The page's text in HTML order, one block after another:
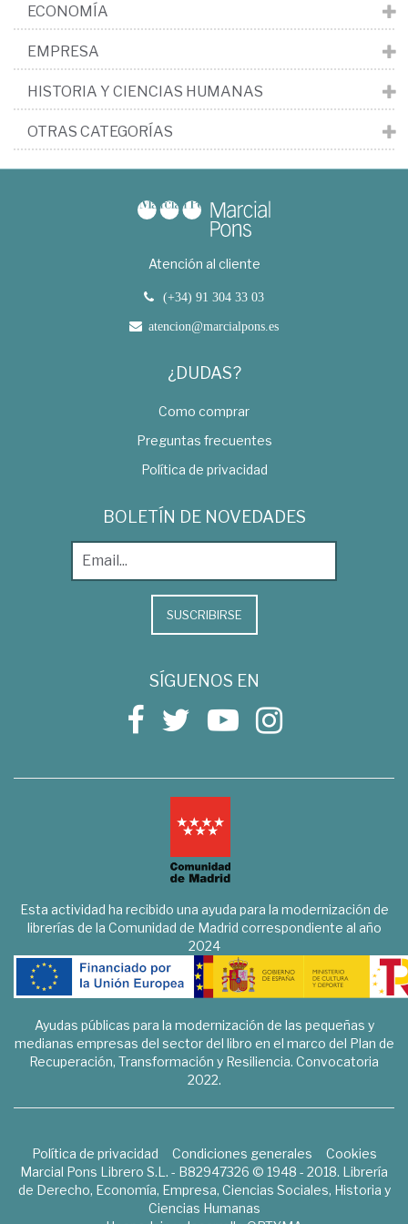
ECONOMÍA
EMPRESA
HISTORIA Y CIENCIAS HUMANAS
OTRAS CATEGORÍAS
Atención al cliente
(+34) 91 304 33 03
atencion@marcialpons.es
¿DUDAS?
Como comprar
Preguntas frecuentes
Política de privacidad
BOLETÍN DE NOVEDADES
SUSCRIBIRSE
SÍGUENOS EN
Esta actividad ha recibido una ayuda para la modernización de
librerías de la Comunidad de Madrid correspondiente al año
2024
Ayudas públicas para la modernización de las pequeñas y
medianas empresas del sector del libro en el marco del Plan de
Recuperación, Transformación y Resiliencia. Convocatoria
2022.
Política de privacidad Condiciones generales
Cookies
Marcial Pons Librero S.L. - B82947326 © 1948 - 2018. Librería
de Derecho, Economía, Empresa, Ciencias Sociales, Historia y
Ciencias Humanas